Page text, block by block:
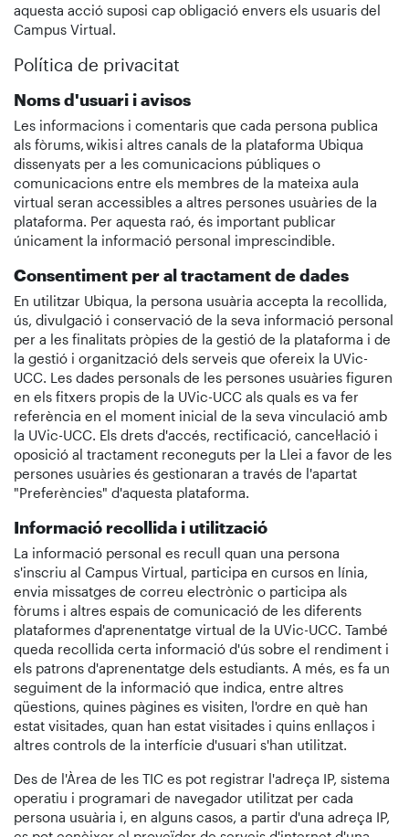
aquesta acció suposi cap obligació envers els usuaris del
Campus Virtual.
Política de privacitat
Noms d'usuari i avisos
Les informacions i comentaris que cada persona publica
als fòrums, wikis i altres canals de la plataforma Ubiqua
dissenyats per a les comunicacions públiques o
comunicacions entre els membres de la mateixa aula
virtual seran accessibles a altres persones usuàries de la
plataforma. Per aquesta raó, és important publicar
únicament la informació personal imprescindible.
Consentiment per al tractament de dades
En utilitzar Ubiqua, la persona usuària accepta la recollida,
ús, divulgació i conservació de la seva informació personal
per a les finalitats pròpies de la gestió de la plataforma i de
la gestió i organització dels serveis que ofereix la UVic-
UCC. Les dades personals de les persones usuàries figuren
en els fitxers propis de la UVic-UCC als quals es va fer
referència en el moment inicial de la seva vinculació amb
la UVic-UCC. Els drets d'accés, rectificació, cancel·lació i
oposició al tractament reconeguts per la Llei a favor de les
persones usuàries és gestionaran a través de l'apartat
"Preferències" d'aquesta plataforma.
Informació recollida i utilització
La informació personal es recull quan una persona
s'inscriu al Campus Virtual, participa en cursos en línia,
envia missatges de correu electrònic o participa als
fòrums i altres espais de comunicació de les diferents
plataformes d'aprenentatge virtual de la UVic-UCC. També
queda recollida certa informació d'ús sobre el rendiment i
els patrons d'aprenentatge dels estudiants. A més, es fa un
seguiment de la informació que indica, entre altres
qüestions, quines pàgines es visiten, l'ordre en què han
estat visitades, quan han estat visitades i quins enllaços i
altres controls de la interfície d'usuari s'han utilitzat.
Des de l'Àrea de les TIC es pot registrar l'adreça IP, sistema
operatiu i programari de navegador utilitzat per cada
persona usuària i, en alguns casos, a partir d'una adreça IP,